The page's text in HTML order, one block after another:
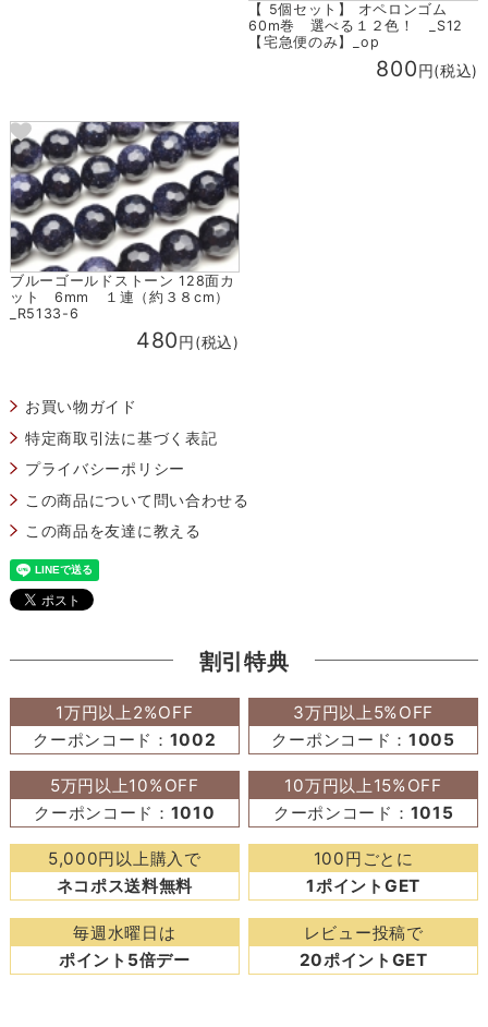
【 5個セット】 オペロンゴム
60m巻 選べる１２色！ _S12
【宅急便のみ】_op
800円(税込)
ブルーゴールドストーン 128面カ
ット 6mm １連（約３８cm）
_R5133-6
480円(税込)
お買い物ガイド
特定商取引法に基づく表記
プライバシーポリシー
この商品について問い合わせる
この商品を友達に教える
割引特典
1万円以上2%OFF
クーポンコード： 1002
3万円以上5%OFF
クーポンコード：1005
5万円以上10%OFF
クーポンコード： 1010
10万円以上15%OFF
クーポンコード： 1015
5,000円以上購入で
ネコポス送料無料
100円ごとに
1ポイントGET
毎週水曜日は
ポイント5倍デー
レビュー投稿で
20ポイントGET